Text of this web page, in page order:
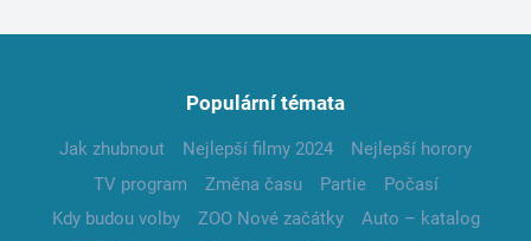
Populární témata
Jak zhubnout Nejlepší filmy 2024
Nejlepší horory
TV program
Změna času Partie
Počasí
Kdy budou volby
ZOO Nové začátky
Auto – katalog